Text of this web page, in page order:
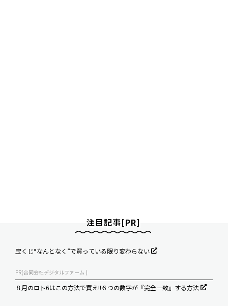
注目記事[PR]
宝くじ“なんとなく”で買っている限り変わらない
PR(合同会社デジタルファーム )
８月のロト6はこの方法で買え!!６つの数字が『完全一致』する方法